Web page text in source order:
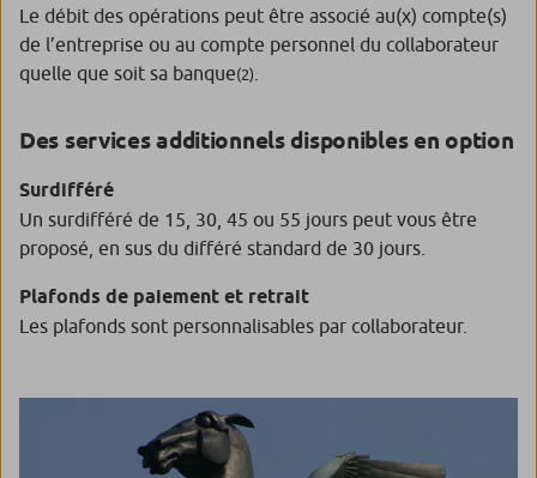
Le débit des opérations peut être associé au(x) compte(s)
de l’entreprise ou au compte personnel du collaborateur
quelle que soit sa banque(2)
Des services additionnels disponibles en option
Surdifféré
Un surdifféré de 15, 30, 45 ou 55 jours peut vous être
proposé, en sus du différé standard de 30 jours.
Plafonds de paiement et retrait
Les plafonds sont personnalisables par collaborateur.